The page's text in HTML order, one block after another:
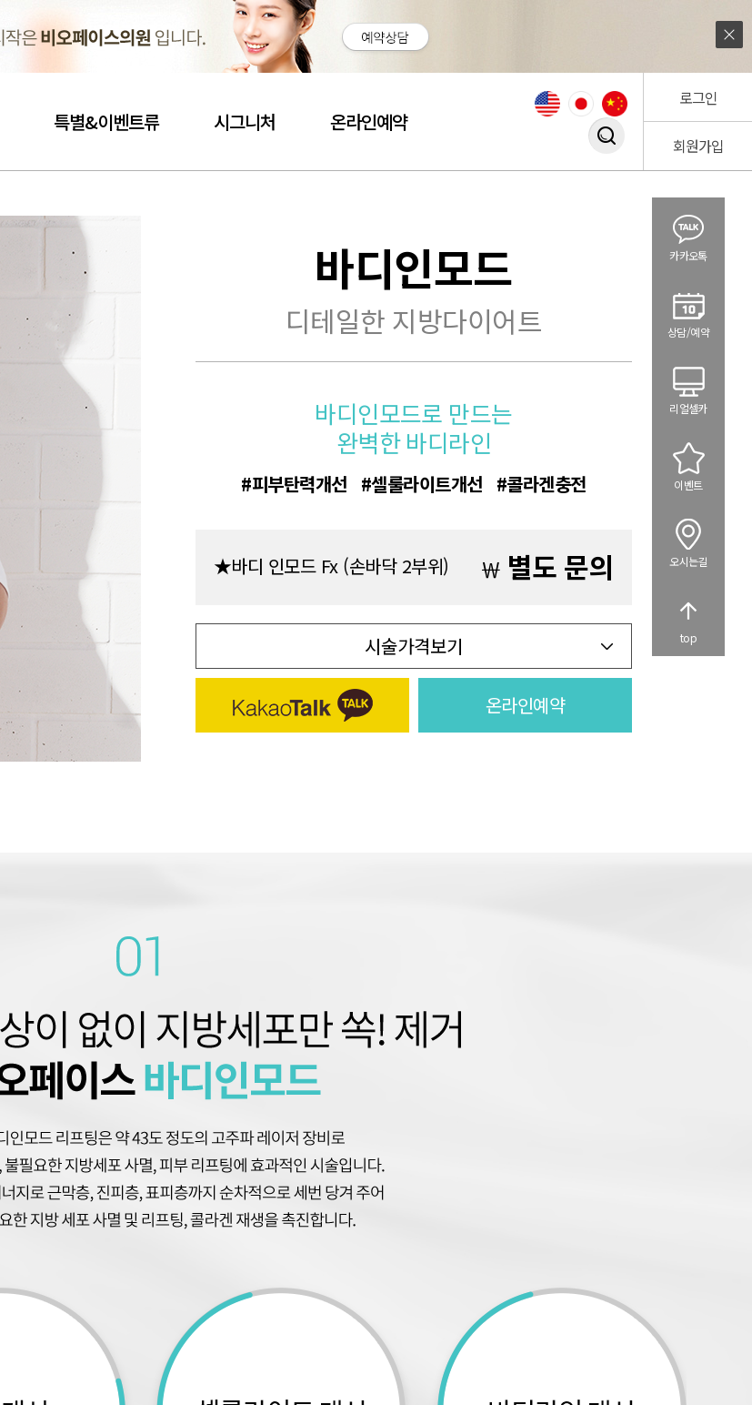
검색창 열기
로그인
회원가입
특별&이벤트류 시그니처 온라인예약
카카오톡
상담/예약
리얼셀카
이벤트
오시는길
top
바디인모드
디테일한 지방다이어트
바디인모드로 만드는
완벽한 바디라인
피부탄력개선 셀룰라이트개선 콜라겐충전
★바디 인모드 Fx (손바닥 2부위) ￦ 별도 문의
시술가격보기
온라인예약